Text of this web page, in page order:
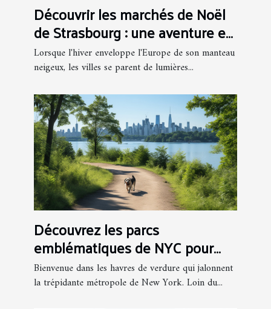
Découvrir les marchés de Noël
de Strasbourg : une aventure en
bus
Lorsque l'hiver enveloppe l'Europe de son manteau
neigeux, les villes se parent de lumières...
Découvrez les parcs
emblématiques de NYC pour
une escapade nature
Bienvenue dans les havres de verdure qui jalonnent
la trépidante métropole de New York. Loin du...